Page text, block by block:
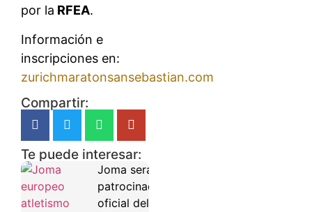
por la RFEA.
Información e
inscripciones en:
zurichmaratonsansebastian.com
Compartir:
Te puede interesar:
Joma será
patrocinador
oficial del